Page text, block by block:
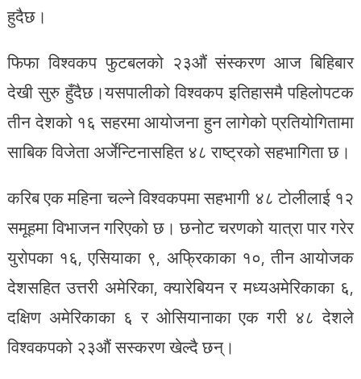
हुदैछ।
फिफा विश्वकप फुटबलको २३औं संस्करण आज बिहिबार
देखी सुरु हुँदैछ।यसपालीको विश्वकप इतिहासमै पहिलोपटक
तीन देशको १६ सहरमा आयोजना हुन लागेको प्रतियोगितामा
साबिक विजेता अर्जेन्टिनासहित ४८ राष्ट्रको सहभागिता छ।
करिब एक महिना चल्ने विश्वकपमा सहभागी ४८ टोलीलाई १२
समूहमा विभाजन गरिएको छ। छनोट चरणको यात्रा पार गरेर
युरोपका १६, एसियाका ९, अफ्रिकाका १०, तीन आयोजक
देशसहित उत्तरी अमेरिका, क्यारेबियन र मध्यअमेरिकाका ६,
दक्षिण अमेरिकाका ६ र ओसियानाका एक गरी ४८ देशले
विश्वकपको २३औं सस्करण खेल्दै छन्।